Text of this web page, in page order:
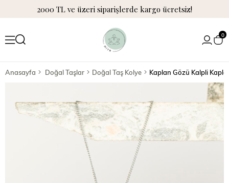
2000 TL ve üzeri siparişlerde kargo ücretsiz!
0
Anasayfa Doğal Taşlar Doğal Taş Kolye Kaplan Gözü Kalpli